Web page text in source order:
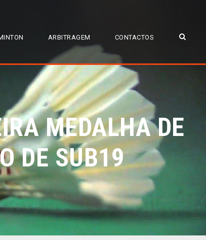
ARBITRAGEM CONTACTOS
MEDALHA DE
DE SUB19